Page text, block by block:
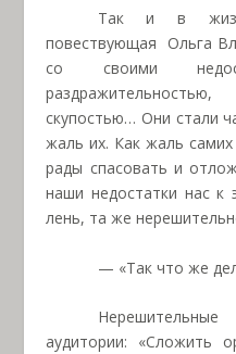
Так и в
повествующая Ольга
со своими
скупостью… Они стали
жаль их. Как жаль
рады спасовать и
наши недостатки нас
лень, та же
— «Так что же
аудитории: «Сложить